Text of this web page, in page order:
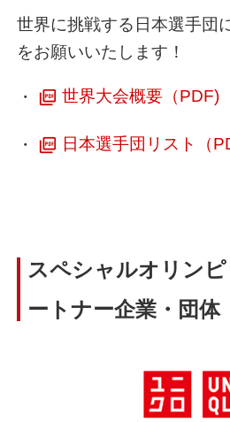
世界に挑戦する日本選手団
をお願いいたします！
・ 世界大会概要（PDF)
・ 日本選手団リスト（
スペシャルオリン
ートナー企業・団体